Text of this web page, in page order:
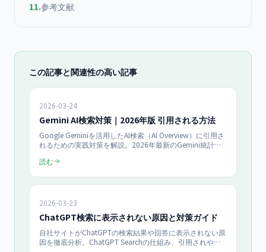
11.参考文献
この記事と関連性の高い記事
2026-03-24
Gemini AI検索対策｜2026年版 引用される方法
Google Geminiを活用したAI検索（AI Overview）に引用さ
れるための実践対策を解説。2026年最新のGemini統計・
完全ガイドです。
読む
2026-03-23
ChatGPT検索に表示されない原因と対策ガイド
自社サイトがChatGPTの検索結果や回答に表示されない原
因を徹底分析。ChatGPT Searchの仕組み、引用されやす